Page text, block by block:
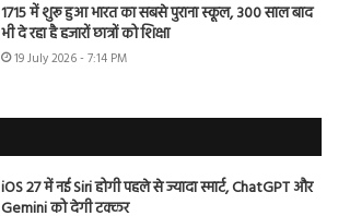
1715 में शुरू हुआ भारत का सबसे पुराना स्कूल, 300 साल बाद
भी दे रहा है हजारों छात्रों को शिक्षा
19 July 2026 - 7:14 PM
iOS 27 में नई Siri होगी पहले से ज्यादा स्मार्ट, ChatGPT और
Gemini को देगी टक्कर